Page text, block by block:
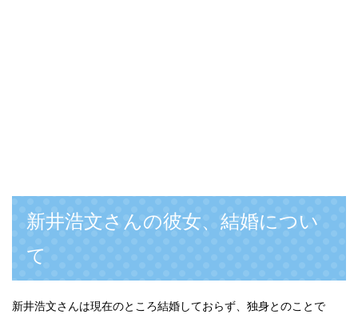
新井浩文さんの彼女、結婚につい
て
新井浩文さんは現在のところ結婚しておらず、独身とのことで